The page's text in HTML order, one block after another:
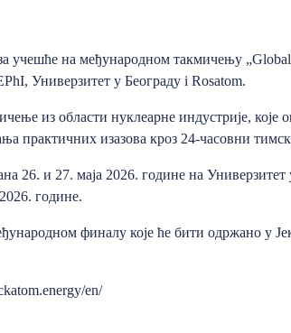
учешће на међународном такмичењу
Универзитет у Београду i Rosatom.
из области нуклеарне индустрије, које
практичних изазова кроз 24-часовни
26. и 27. маја 2026. године на Универзитет
године.
финалу које ће бити одржано у
en/